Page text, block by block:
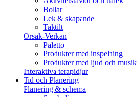
Bollar
Lek & skapande
Taktilt
Orsak-Verkan
Paletto
Produkter med inspelning
Produkter med ljud och musik
Interaktiva terapidjur
Tid och Planering
Planering & schema